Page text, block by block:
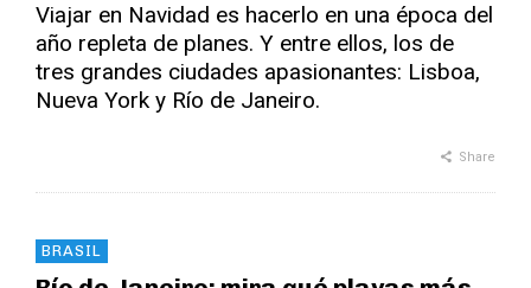
Viajar en Navidad es hacerlo en una época del
año repleta de planes. Y entre ellos, los de
tres grandes ciudades apasionantes: Lisboa,
Nueva York y Río de Janeiro.
Share
BRASIL